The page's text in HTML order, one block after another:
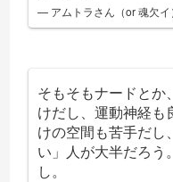
— アムトラさん（or 魂欠
そもそもナードとか
けだし、運動神経も
けの空間も苦手だし
い」人が大半だろう
し。